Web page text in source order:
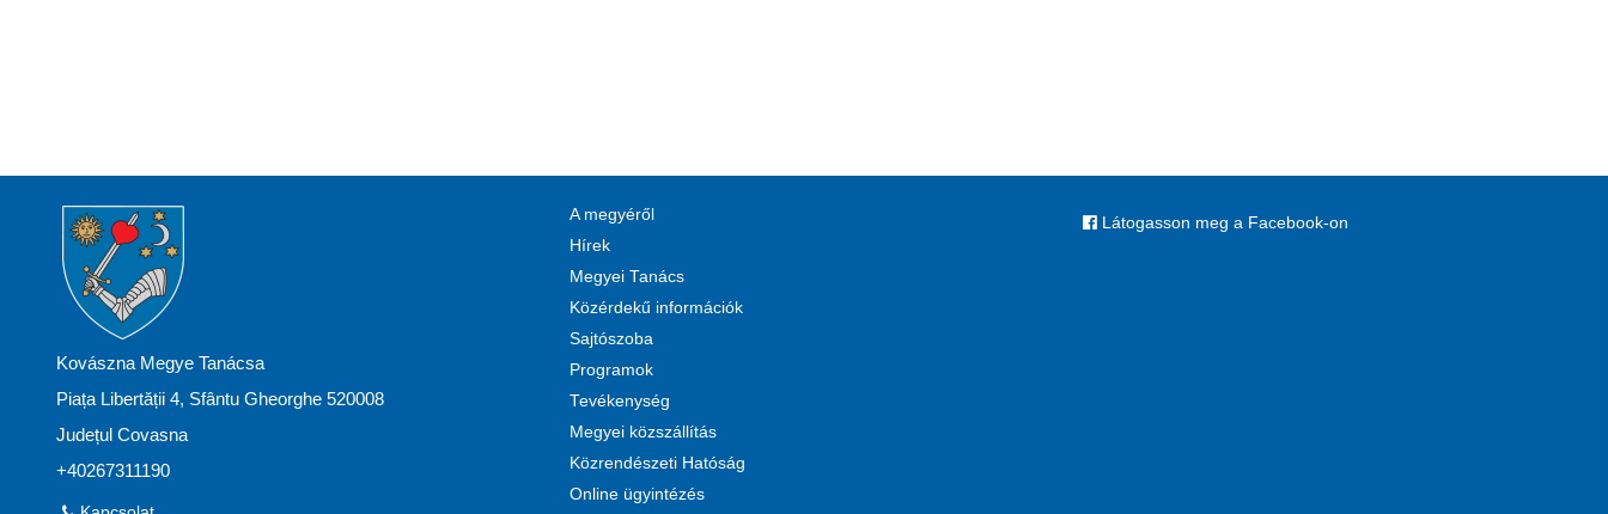
Kovászna Megye Tanácsa
Piața Libertății 4, Sfântu Gheorghe 520008
Județul Covasna
+40267311190
A megyéről
Hírek
Megyei Tanács
Közérdekű információk
Sajtószoba
Programok
Tevékenység
Megyei közszállítás
Közrendészeti Hatóság
Online ügyintézés
Látogasson meg a Facebook-on